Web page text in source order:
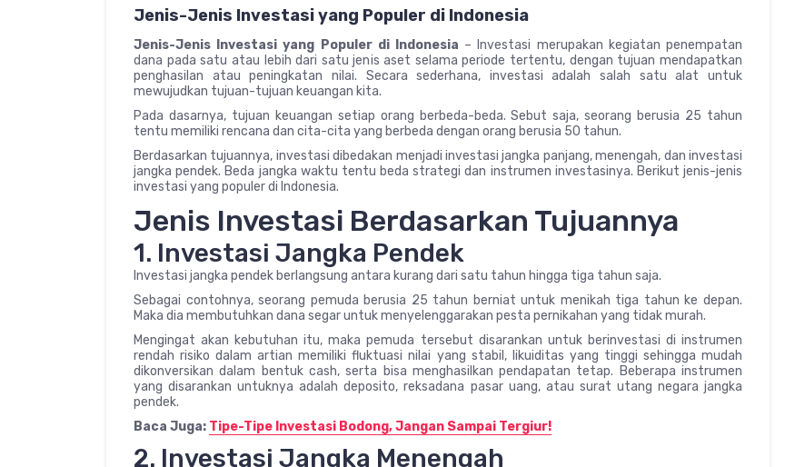
Jenis-Jenis Investasi yang Populer di Indonesia
Jenis-Jenis Investasi yang Populer di Indonesia – Investasi merupakan kegiatan penempatan
dana pada satu atau lebih dari satu jenis aset selama periode tertentu, dengan tujuan mendapatkan
penghasilan atau peningkatan nilai. Secara sederhana, investasi adalah salah satu alat untuk
mewujudkan tujuan-tujuan keuangan kita.
Pada dasarnya, tujuan keuangan setiap orang berbeda-beda. Sebut saja, seorang berusia 25 tahun
tentu memiliki rencana dan cita-cita yang berbeda dengan orang berusia 50 tahun.
Berdasarkan tujuannya, investasi dibedakan menjadi investasi jangka panjang, menengah, dan investasi
jangka pendek. Beda jangka waktu tentu beda strategi dan instrumen investasinya. Berikut jenis-jenis
investasi yang populer di Indonesia.
Jenis Investasi Berdasarkan Tujuannya
1. Investasi Jangka Pendek
Investasi jangka pendek berlangsung antara kurang dari satu tahun hingga tiga tahun saja.
Sebagai contohnya, seorang pemuda berusia 25 tahun berniat untuk menikah tiga tahun ke depan.
Maka dia membutuhkan dana segar untuk menyelenggarakan pesta pernikahan yang tidak murah.
Mengingat akan kebutuhan itu, maka pemuda tersebut disarankan untuk berinvestasi di instrumen
rendah risiko dalam artian memiliki fluktuasi nilai yang stabil, likuiditas yang tinggi sehingga mudah
dikonversikan dalam bentuk cash, serta bisa menghasilkan pendapatan tetap. Beberapa instrumen
yang disarankan untuknya adalah deposito, reksadana pasar uang, atau surat utang negara jangka
pendek.
Baca Juga: Tipe-Tipe Investasi Bodong, Jangan Sampai Tergiur!
2. Investasi Jangka Menengah